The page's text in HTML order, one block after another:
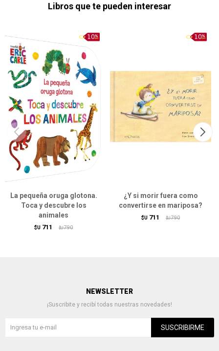
Libros que te pueden interesar
La pequeña oruga glotona.
Toca y descubre los
animales
$U 711 $U 790
¿Y si morir fuera como
convertirse en mariposa?
$U 711 $U 790
NEWSLETTER
¡Suscribite y recibí todas nuestras novedades!
SUSCRIBIRME